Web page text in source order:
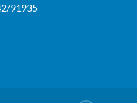
91935